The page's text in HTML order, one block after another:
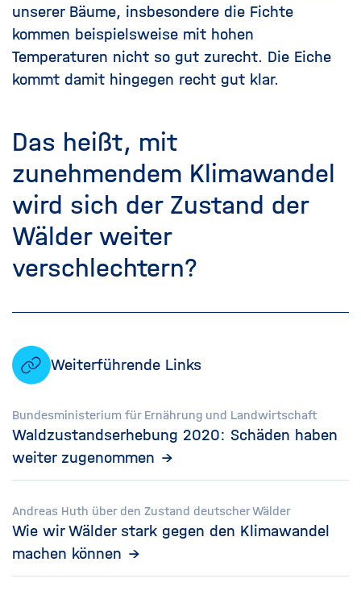
unserer Bäume, insbesondere die Fichte
kommen beispielsweise mit hohen
Temperaturen nicht so gut zurecht. Die Eiche
kommt damit hingegen recht gut klar.
Das heißt, mit
zunehmendem Klimawandel
wird sich der Zustand der
Wälder weiter
verschlechtern?
Weiterführende Links
Bundesministerium für Ernährung und Landwirtschaft
Waldzustandserhebung 2020: Schäden haben
weiter zugenommen
Andreas Huth über den Zustand deutscher Wälder
Wie wir Wälder stark gegen den Klimawandel
machen können